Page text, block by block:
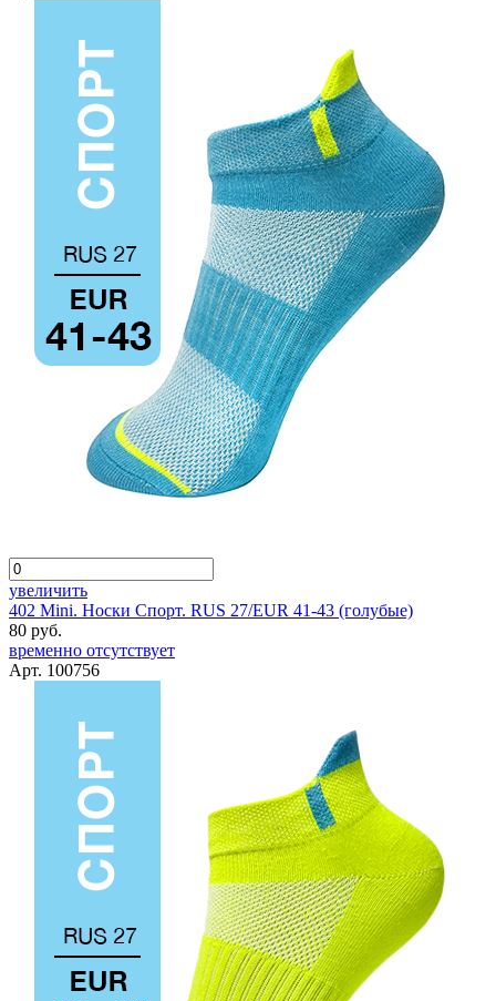
увеличить
402 Mini. Носки Спорт. RUS 27/EUR 41-43 (голубые)
80 руб.
временно отсутствует
Арт. 100756